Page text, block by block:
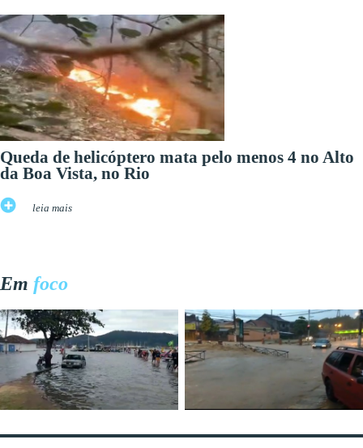
Queda de helicóptero mata pelo menos 4 no Alto
da Boa Vista, no Rio
leia mais
Em foco